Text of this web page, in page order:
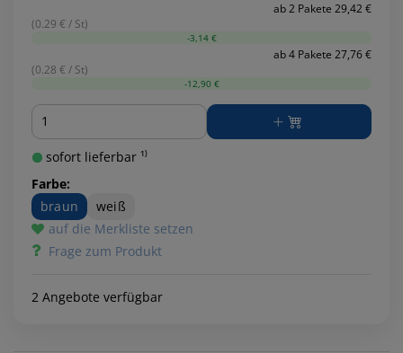
ab 2 Pakete 29,42 €
(0.29 € / St)
-3,14 €
ab 4 Pakete 27,76 €
(0.28 € / St)
-12,90 €
Menge
sofort lieferbar ¹⁾
Farbe:
braun
weiß
auf die Merkliste setzen
Frage zum Produkt
2 Angebote verfügbar